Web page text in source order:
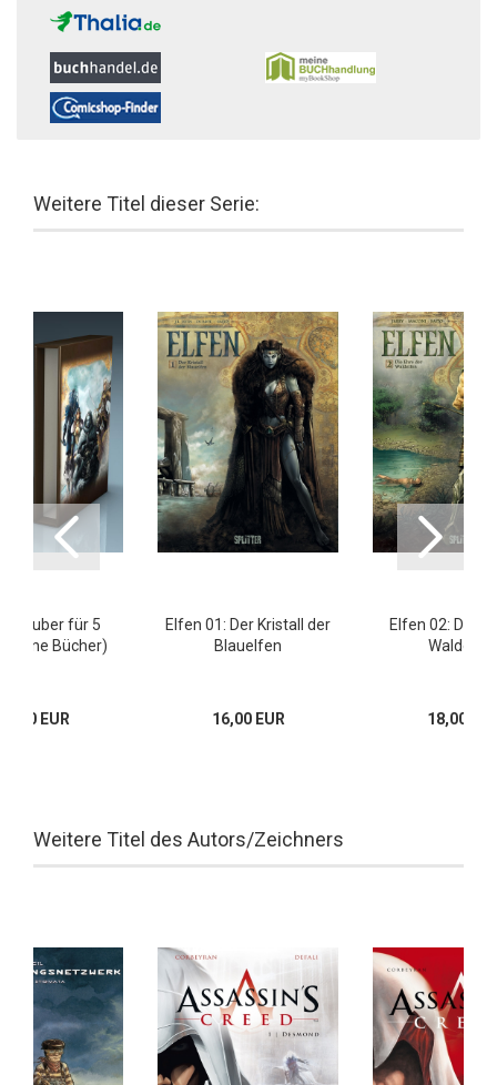
Weitere Titel dieser Serie:
Schuber für 5
(ohne Bücher)
EUR
Elfen 01: Der Kristall der
Blauelfen
16,00 EUR
Elfen 02: Die
18,00
Weitere Titel des Autors/Zeichners